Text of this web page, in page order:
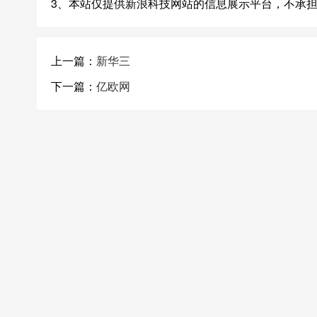
上一篇： 新华三
下一篇： 亿欧网